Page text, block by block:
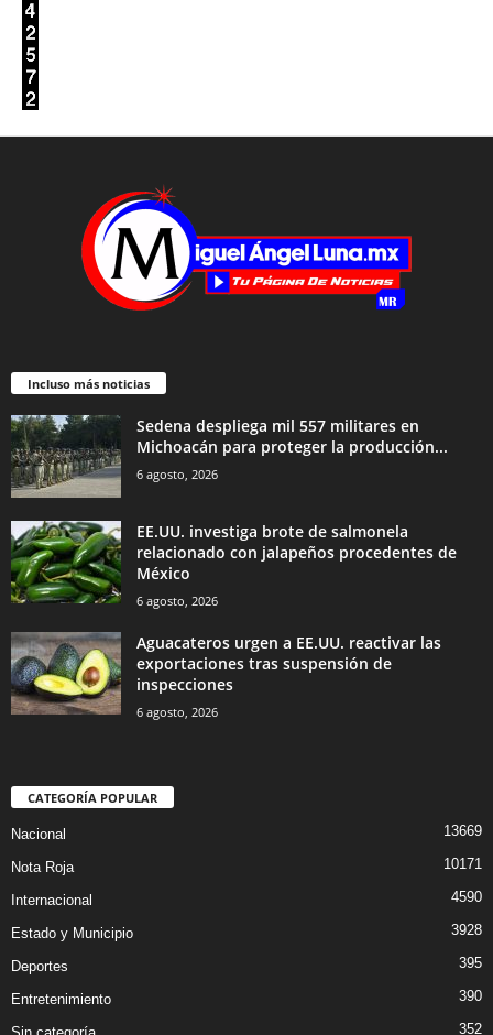
Incluso más noticias
Sedena despliega mil 557 militares en
Michoacán para proteger la producción...
6 agosto, 2026
EE.UU. investiga brote de salmonela
relacionado con jalapeños procedentes de
México
6 agosto, 2026
Aguacateros urgen a EE.UU. reactivar las
exportaciones tras suspensión de
inspecciones
6 agosto, 2026
CATEGORÍA POPULAR
Nacional 13669
Nota Roja 10171
Internacional 4590
Estado y Municipio 3928
Deportes 395
Entretenimiento 390
352